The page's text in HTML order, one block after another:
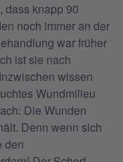
dass knapp 90
noch immer an der
war früher
ist sie nach
wissen
Wundmilieu
Die Wunden
Denn wenn sich
den